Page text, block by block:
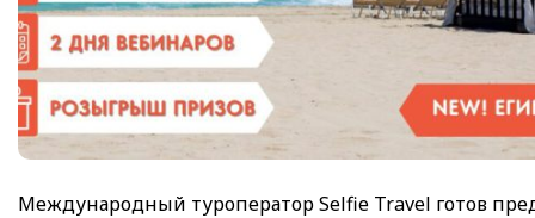
Международный туроператор Selfie Travel готов